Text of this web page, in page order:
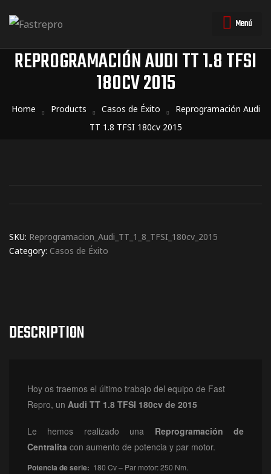
Menú
REPROGRAMACIÓN AUDI TT 1.8 TFSI
180CV 2015
Home Products Casos de Éxito
Reprogramación Audi
TT 1.8 TFSI 180cv 2015
SKU: Reprogramacion_Audi_TT_1_8_TFSI_180cv_2015
Category: Casos de Éxito
DESCRIPTION
Hoy os traemos el último trabajo del equipo de Fast
Repro, un Audi TT 1.8 TFSI 180cv de 2015
Le hemos realizado una Reprogramaciónde
Centralita con aumento de potencia y par motor.
Potencia de serie: 180 Cv – Par motor: 250 Nm.